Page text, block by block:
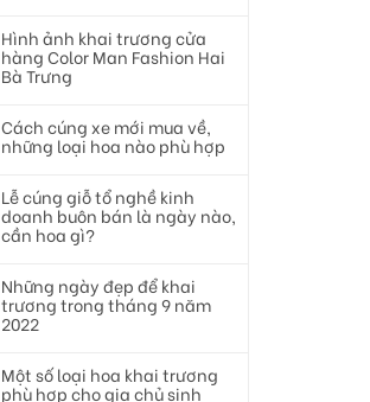
Hình ảnh khai trương cửa
hàng Color Man Fashion Hai
Bà Trưng
Cách cúng xe mới mua về,
những loại hoa nào phù hợp
Lễ cúng giỗ tổ nghề kinh
doanh buôn bán là ngày nào,
cần hoa gì?
Những ngày đẹp để khai
trương trong tháng 9 năm
2022
Một số loại hoa khai trương
phù hợp cho gia chủ sinh